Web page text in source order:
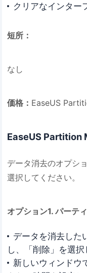
クリアなインター
短所：
なし
価格： EaseUS
EaseUS Partition
データ消去のオプシ
選択してください。
オプション1. パーテ
データを消去した
し、「削除」を選択
新しいウィンドウ